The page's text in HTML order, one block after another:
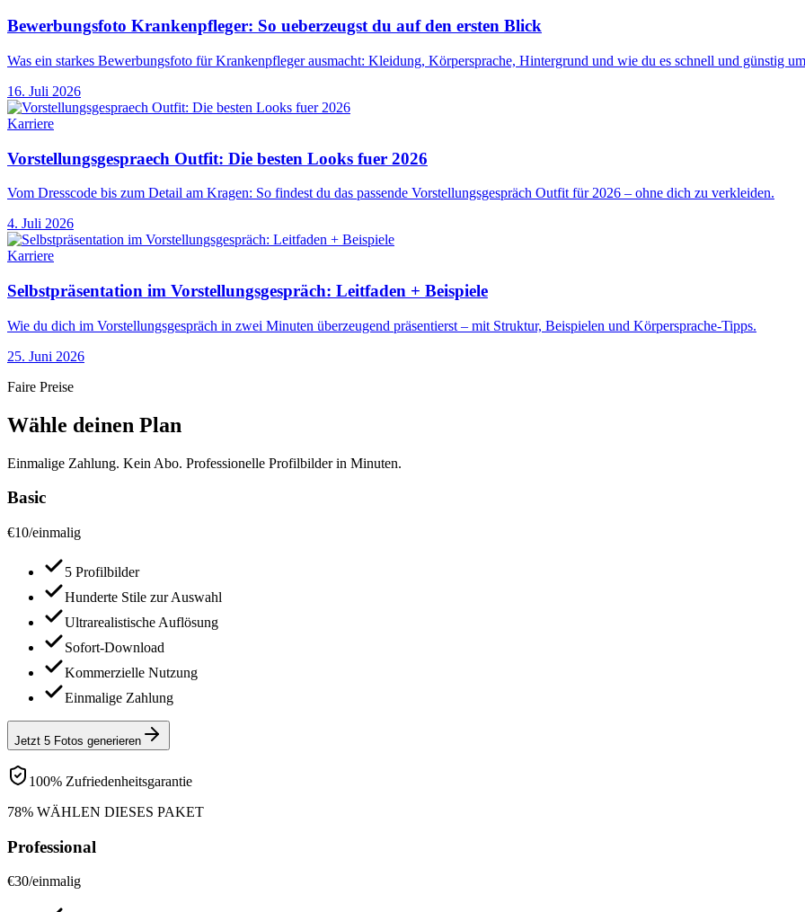
Bewerbungsfoto Krankenpfleger: So ueberzeugst du auf den ersten Blick
Was ein starkes Bewerbungsfoto für Krankenpfleger ausmacht: Kleidung, Körpersprache, Hintergrund und wie du es schnell und günstig
16. Juli 2026
Karriere
Vorstellungsgespraech Outfit: Die besten Looks fuer 2026
Vom Dresscode bis zum Detail am Kragen: So findest du das passende Vorstellungsgespräch Outfit für 2026 – ohne dich zu verkleiden.
4. Juli 2026
Karriere
Selbstpräsentation im Vorstellungsgespräch: Leitfaden + Beispiele
Wie du dich im Vorstellungsgespräch in zwei Minuten überzeugend präsentierst – mit Struktur, Beispielen und Körpersprache-Tipps.
25. Juni 2026
Faire Preise
Wähle deinen Plan
Einmalige Zahlung. Kein Abo. Professionelle Profilbilder in Minuten.
Basic
€10/einmalig
5 Profilbilder
Hunderte Stile zur Auswahl
Ultrarealistische Auflösung
Sofort-Download
Kommerzielle Nutzung
Einmalige Zahlung
Jetzt 5 Fotos generieren
100% Zufriedenheitsgarantie
78% WÄHLEN DIESES PAKET
Professional
€30/einmalig